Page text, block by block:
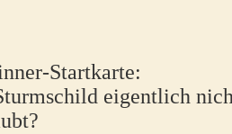
Startkarte:
eigentlich